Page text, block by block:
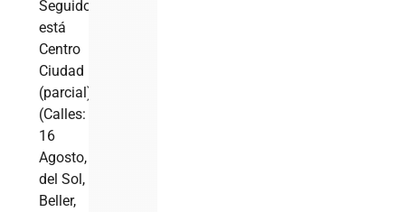
Seguido
está
Centro
Ciudad
(parcial)
(Calles:
16
Agosto,
del Sol,
Beller,